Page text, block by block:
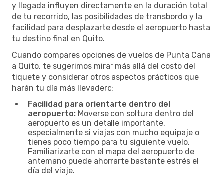
y llegada influyen directamente en la duración total
de tu recorrido, las posibilidades de transbordo y la
facilidad para desplazarte desde el aeropuerto hasta
tu destino final en Quito.
Cuando compares opciones de vuelos de Punta Cana
a Quito, te sugerimos mirar más allá del costo del
tiquete y considerar otros aspectos prácticos que
harán tu día más llevadero:
Facilidad para orientarte dentro del
aeropuerto: Moverse con soltura dentro del
aeropuerto es un detalle importante,
especialmente si viajas con mucho equipaje o
tienes poco tiempo para tu siguiente vuelo.
Familiarizarte con el mapa del aeropuerto de
antemano puede ahorrarte bastante estrés el
día del viaje.